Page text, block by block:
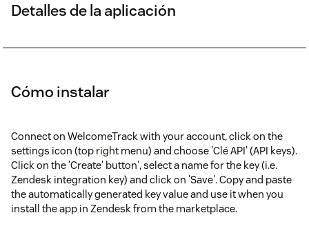
Detalles de la aplicación
Cómo instalar
Connect on WelcomeTrack with your account, click on the
settings icon (top right menu) and choose 'Clé API' (API keys).
Click on the 'Create' button', select a name for the key (i.e.
Zendesk integration key) and click on 'Save'. Copy and paste
the automatically generated key value and use it when you
install the app in Zendesk from the marketplace.